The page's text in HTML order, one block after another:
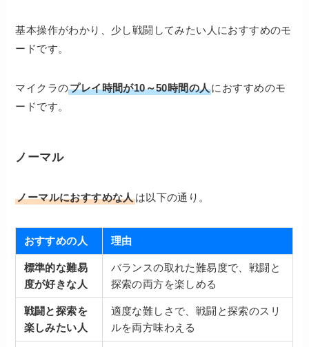
基本操作がわかり、少し戦闘してみたい人におすすめのモ
ードです。
マイクラのプレイ時間が10～50時間の人におすすめのモ
ードです。
ノーマル
ノーマルにおすすめな人は以下の通り。
おすすめの人 理由
標準的な難易
度が好きな人
バランスの取れた難易度で、戦闘と
探索の両方を楽しめる
戦闘と探索を
楽しみたい人
適度な難しさで、戦闘と探索のスリ
ルを両方味わえる